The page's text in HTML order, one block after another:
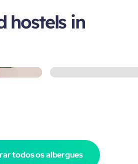
hostels in
todos os albergues